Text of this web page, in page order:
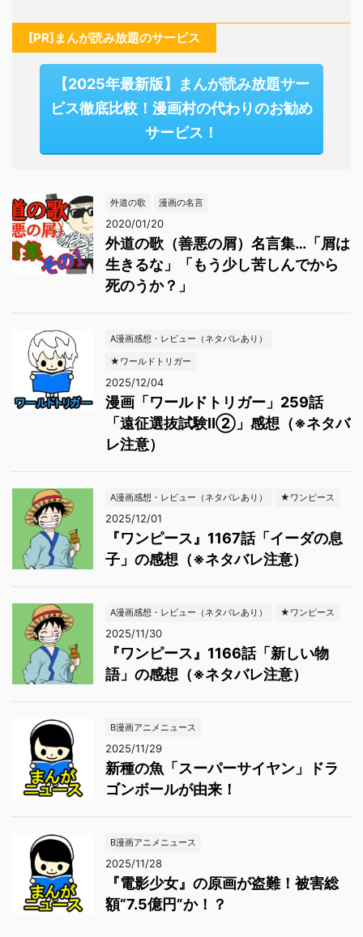
[PR]まんが読み放題のサービス
【2025年最新版】まんが読み放題サー
ビス徹底比較！漫画村の代わりのお勧め
サービス！
外道の歌 漫画の名言
2020/01/20
外道の歌（善悪の屑）名言集…「屑は
生きるな」「もう少し苦しんでから
死のうか？」
A漫画感想・レビュー（ネタバレあり）
★ワールドトリガー
2025/12/04
漫画「ワールドトリガー」259話
「遠征選抜試験Ⅱ②」感想（※ネタバ
レ注意）
A漫画感想・レビュー（ネタバレあり） ★ワンピース
2025/12/01
『ワンピース』1167話「イーダの息
子」の感想（※ネタバレ注意）
A漫画感想・レビュー（ネタバレあり） ★ワンピース
2025/11/30
『ワンピース』1166話「新しい物
語」の感想（※ネタバレ注意）
B漫画アニメニュース
2025/11/29
新種の魚「スーパーサイヤン」ドラ
ゴンボールが由来！
B漫画アニメニュース
2025/11/28
『電影少女』の原画が盗難！被害総
額“7.5億円”か！？